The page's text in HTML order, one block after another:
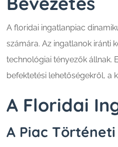
A floridai ingatlanpiac
számára. Az ingatlanok iránti
technológiai tényezők állnak.
befektetési lehetőségekről, a
A Floridai
A Piac